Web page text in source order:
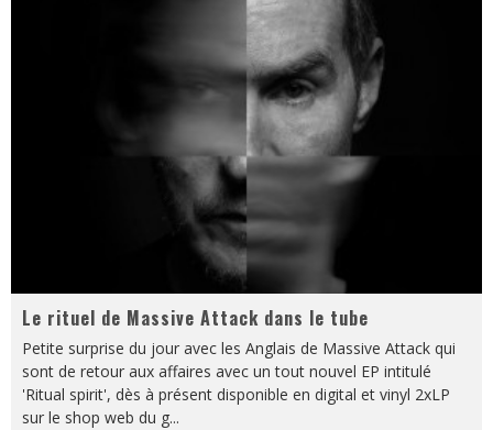
Le rituel de Massive Attack dans le tube
Petite surprise du jour avec les Anglais de Massive Attack qui
sont de retour aux affaires avec un tout nouvel EP intitulé
'Ritual spirit', dès à présent disponible en digital et vinyl 2xLP
sur le shop web du g...